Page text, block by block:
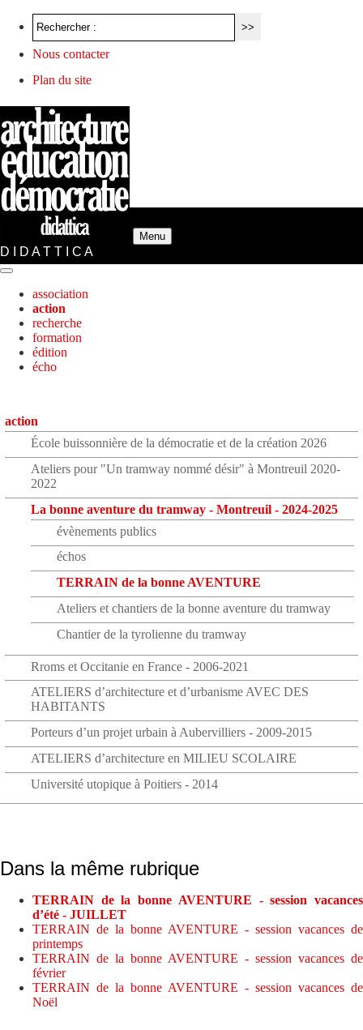
Nous contacter
Plan du site
Menu
D I D A T T I C A
association
action
recherche
formation
édition
écho
action
École buissonnière de la démocratie et de la création 2026
Ateliers pour "Un tramway nommé désir" à Montreuil 2020-
2022
La bonne aventure du tramway - Montreuil - 2024-2025
évènements publics
échos
TERRAIN de la bonne AVENTURE
Ateliers et chantiers de la bonne aventure du tramway
Chantier de la tyrolienne du tramway
Rroms et Occitanie en France - 2006-2021
ATELIERS d’architecture et d’urbanisme AVEC DES
HABITANTS
Porteurs d’un projet urbain à Aubervilliers - 2009-2015
ATELIERS d’architecture en MILIEU SCOLAIRE
Université utopique à Poitiers - 2014
Dans la même rubrique
TERRAIN de la bonne AVENTURE - session vacances
d’été - JUILLET
TERRAIN de la bonne AVENTURE - session vacances de
printemps
TERRAIN de la bonne AVENTURE - session vacances de
février
TERRAIN de la bonne AVENTURE - session vacances de
Noël